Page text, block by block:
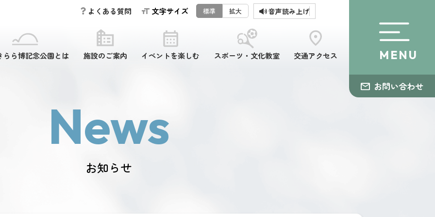
よくある質問 文字サイズ 標準 拡大 音声読み上げ
MENU
お問い合わせ
らら博記念公園とは 施設のご案内 イベントを楽しむ スポーツ・文化教室 交通アクセス
News
お知らせ